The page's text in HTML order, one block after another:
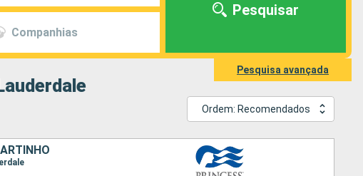
Companhias
Pesquisar
Pesquisa avançada
Ordem: Recomendados